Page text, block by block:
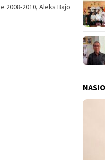
2008-2010, Aleks Bajo